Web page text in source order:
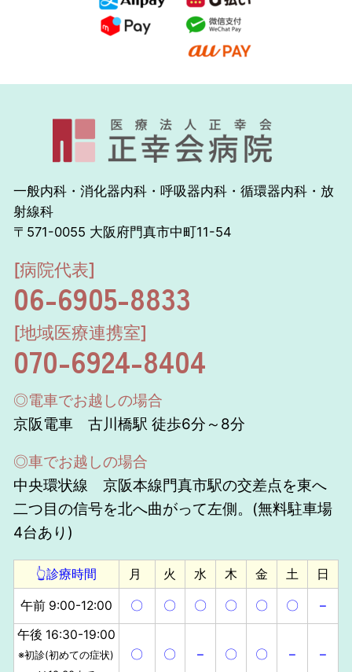
一般内科・消化器内科・呼吸器内科・循環器内科・放
射線科
〒571-0055 大阪府門真市中町11-54
[病院代表]
06-6905-8833
[地域医療連携室]
070-6924-8404
◎電車でお越しの場合
京阪電車 古川橋駅 徒歩6分～8分
◎車でお越しの場合
中央環状線 京阪本線門真市駅の交差点を東へ
二つ目の信号を北へ曲がって左側。(無料駐車場
4台あり)
👆診療時間 月 火 水 木 金 土 日
午前 9:00-12:00 〇 〇 〇 〇 〇 〇
–
午後 16:30-19:00
※初診(初めての症状)
〇 〇 – 〇 〇 – –